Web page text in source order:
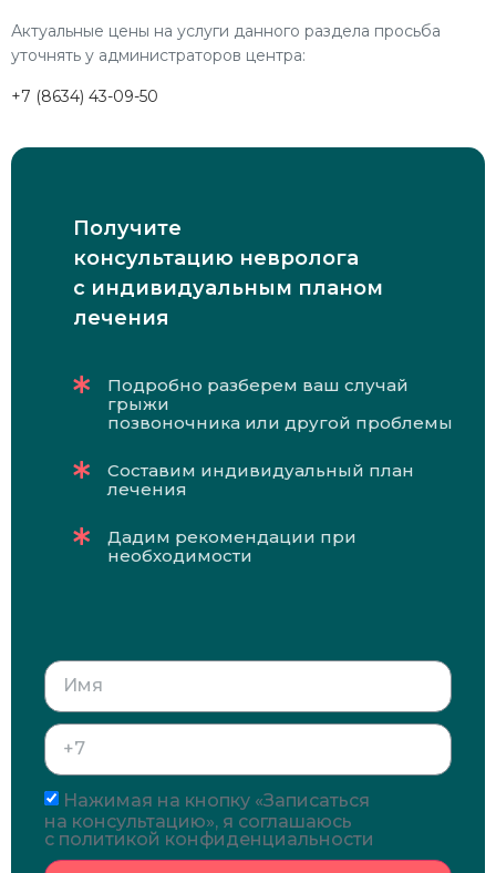
Актуальные цены на услуги данного раздела просьба
уточнять у администраторов центра:
+7 (8634) 43-09-50
Получите
консультацию невролога
с индивидуальным планом
лечения
Подробно разберем ваш случай
грыжи
позвоночника или другой проблемы
Составим индивидуальный план
лечения
Дадим рекомендации при
необходимости
Нажимая на кнопку «Записаться
на консультацию», я соглашаюсь
с политикой конфиденциальности